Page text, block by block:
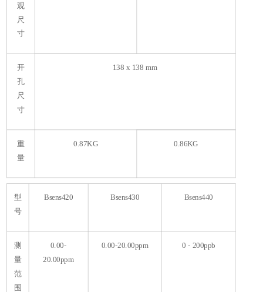
观
尺
寸
开
孔
尺
寸
138 x 138 mm
重
量
0.87KG 0.86KG
型
号
Bsens420 Bsens430 Bsens440
测
量
范
围
0.00-
20.00ppm
0.00-20.00ppm 0 - 200ppb